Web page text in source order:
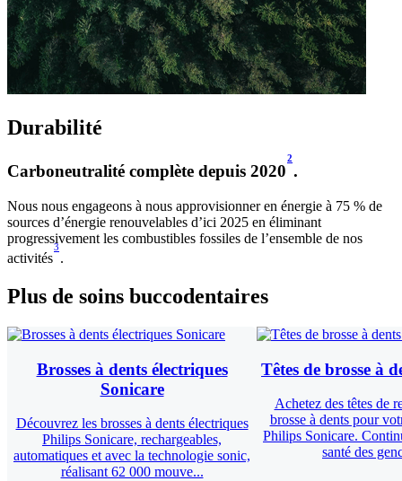
Durabilité
Carboneutralité complète depuis 2020
2
.
Nous nous engageons à nous approvisionner en énergie à 75 % de
sources d’énergie renouvelables d’ici 2025 en éliminant
progressivement les combustibles fossiles de l’ensemble de nos
activités
3
.
Plus de soins buccodentaires
Brosses à dents électriques
Sonicare
Découvrez les brosses à dents électriques
Philips Sonicare, rechargeables,
automatiques et avec la technologie sonic,
réalisant 62 000 mouve...
Têtes de brosse à
Achetez des têtes de
brosse à dents pour
Philips Sonicare.
santé des